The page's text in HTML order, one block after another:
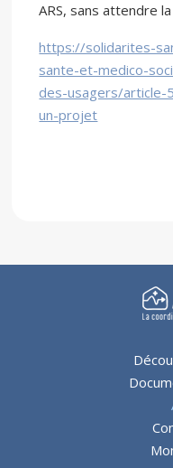
ARS, sans attendre
https://solidarites-
sante-et-medico-
des-usagers/
un-projet